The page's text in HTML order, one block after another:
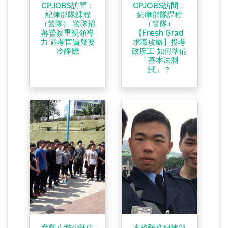
CPJOBS訪問：
紀律部隊課程
（警隊） 警隊招
募督察重視領導
力 遇考官質疑要
冷靜應
CPJOBS訪問：
紀律部隊課程
（警隊）
【Fresh Grad
求職攻略】投考
政府工 如何準備
「基本法測
試」？